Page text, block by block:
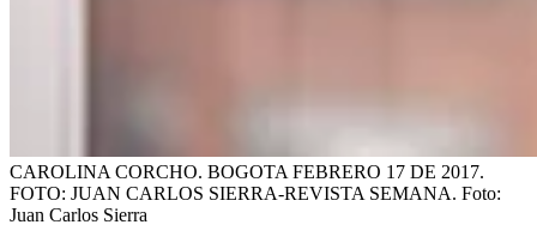
CAROLINA CORCHO. BOGOTA FEBRERO 17 DE 2017.
FOTO: JUAN CARLOS SIERRA-REVISTA SEMANA. Foto:
Juan Carlos Sierra